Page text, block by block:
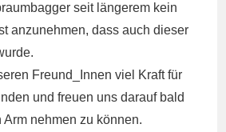
seit längerem kein
anzunehmen, dass auch dieser
Freund_Innen viel Kraft für
und freuen uns darauf bald
nehmen zu können.